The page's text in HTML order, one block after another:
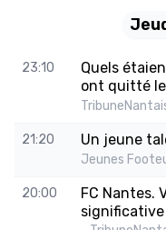
23:10
Quels
ont quitté
21:20 Un jeune
Jeunes
20:00
FC Nantes.
significative